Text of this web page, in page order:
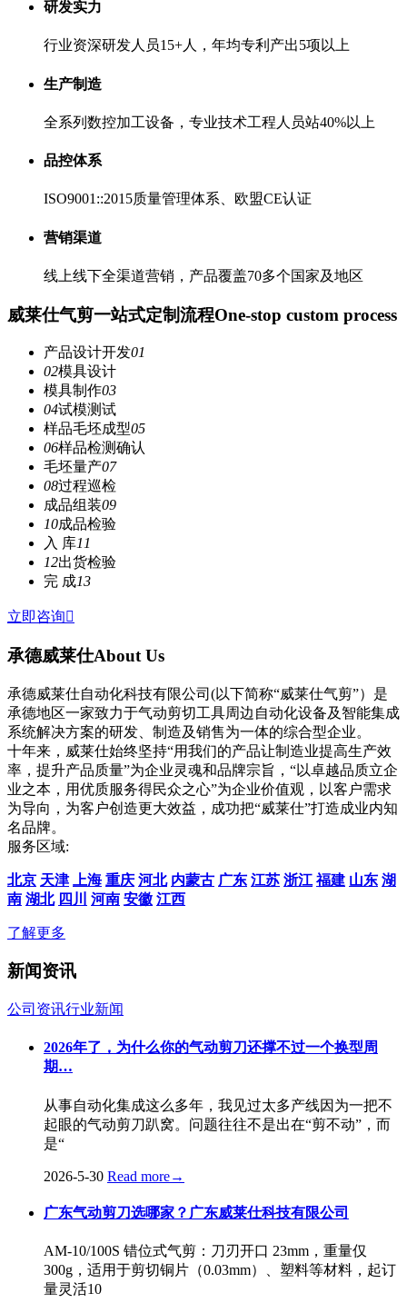
研发实力
行业资深研发人员15+人，年均专利产出5项以上
生产制造
全系列数控加工设备，专业技术工程人员站40%以上
品控体系
ISO9001::2015质量管理体系、欧盟CE认证
营销渠道
线上线下全渠道营销，产品覆盖70多个国家及地区
威莱仕气剪一站式定制流程One-stop custom process
产品设计开发01
02模具设计
模具制作03
04试模测试
样品毛坯成型05
06样品检测确认
毛坯量产07
08过程巡检
成品组装09
10成品检验
入 库11
12出货检验
完 成13
立即咨询
承德威莱仕About Us
承德威莱仕自动化科技有限公司(以下简称“威莱仕气剪”）是
承德地区一家致力于气动剪切工具周边自动化设备及智能集成
系统解决方案的研发、制造及销售为一体的综合型企业。
十年来，威莱仕始终坚持“用我们的产品让制造业提高生产效
率，提升产品质量”为企业灵魂和品牌宗旨，“以卓越品质立企
业之本，用优质服务得民众之心”为企业价值观，以客户需求
为导向，为客户创造更大效益，成功把“威莱仕”打造成业内知
名品牌。
服务区域:
北京 天津 上海 重庆 河北 内蒙古 广东 江苏 浙江 福建 山东 湖
南 湖北 四川 河南 安徽 江西
了解更多
新闻资讯
公司资讯行业新闻
2026年了，为什么你的气动剪刀还撑不过一个换型周
期…
从事自动化集成这么多年，我见过太多产线因为一把不
起眼的气动剪刀趴窝。问题往往不是出在“剪不动”，而
是“
2026-5-30 Read more→
广东气动剪刀选哪家？广东威莱仕科技有限公司
AM-10/100S 错位式气剪：刀刃开口 23mm，重量仅
300g，适用于剪切铜片（0.03mm）、塑料等材料，起订
量灵活10